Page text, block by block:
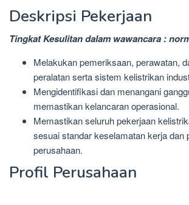
Deskripsi Pekerjaan
Tingkat Kesulitan dalam wawancara :
Melakukan pemeriksaan, perawatan,
peralatan serta sistem kelistrikan
Mengidentifikasi dan menangani
memastikan kelancaran operasional.
Memastikan seluruh pekerjaan
sesuai standar keselamatan kerja dan
perusahaan.
Profil Perusahaan